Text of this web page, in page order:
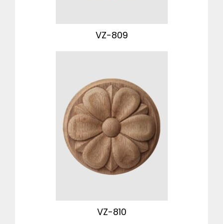
VZ-809
VZ-810